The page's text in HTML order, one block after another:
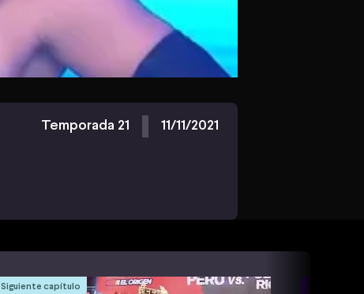
Temporada 21 11/11/2021
Siguiente capítulo